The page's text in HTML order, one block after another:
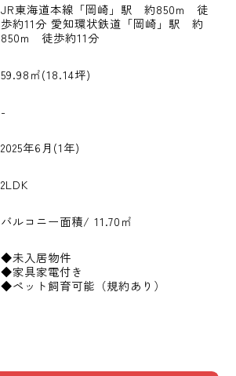
JR東海道本線「岡崎」駅 約850m 徒
歩約11分 愛知環状鉄道「岡崎」駅 約
850m 徒歩約11分
59.98㎡(18.14坪)
-
2025年6月(1年)
2LDK
バルコニー面積/ 11.70㎡
◆未入居物件
◆家具家電付き
◆ペット飼育可能（規約あり）